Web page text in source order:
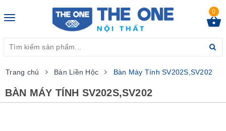
Toggle
0
Trang chủ Bàn Liền Hộc Bàn Máy Tính SV202S,SV202
BÀN MÁY TÍNH SV202S,SV202